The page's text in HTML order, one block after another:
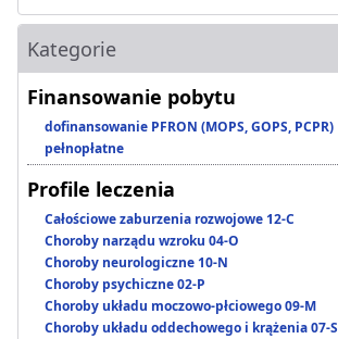
Kategorie
Finansowanie pobytu
dofinansowanie PFRON (MOPS, GOPS, PCPR)
pełnopłatne
Profile leczenia
Całościowe zaburzenia rozwojowe 12-C
Choroby narządu wzroku 04-O
Choroby neurologiczne 10-N
Choroby psychiczne 02-P
Choroby układu moczowo-płciowego 09-M
Choroby układu oddechowego i krążenia 07-S